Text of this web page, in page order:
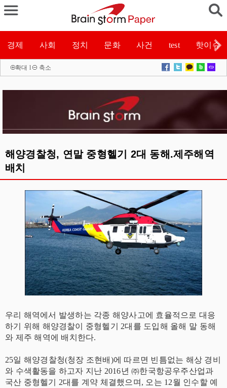
경제 사회 정치 문화 사건 test 핫이슈
확대 l 축소
해양경찰청, 연말 중형헬기 2대 동해.제주해역
배치
우리 해역에서 발생하는 각종 해양사고에 효율적으로 대응
하기 위해 해양경찰이 중형헬기 2대를 도입해 올해 말 동해
와 제주 해역에 배치한다.
25일 해양경찰청(청장 조현배)에 따르면 빈틈없는 해상 경비
와 수색활동을 하고자 지난 2016년 ㈜한국항공우주산업과
국산 중형헬기 2대를 계약 체결했으며, 오는 12월 인수할 예